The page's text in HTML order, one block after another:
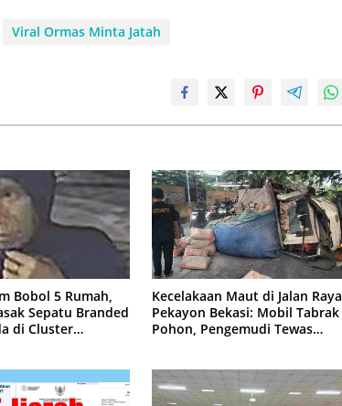
Viral Ormas Minta Jatah
Bobol 5 Rumah,
Sepatu Branded
di Cluster
Kecelakaan Maut di Jalan Raya
Pekayon Bekasi: Mobil Tabrak
Pohon, Pengemudi Tewas